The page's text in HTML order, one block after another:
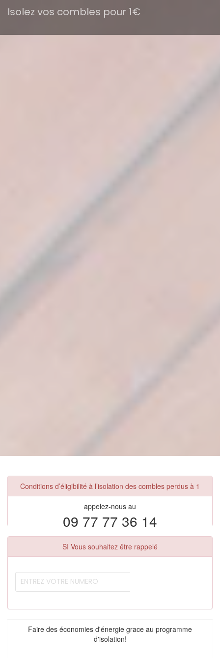
Isolez vos combles pour 1€
Conditions d’éligibilité à l’isolation des combles perdus à 1
appelez-nous au
09 77 77 36 14
SI Vous souhaitez être rappelé
Faire des économies d'énergie grace au programme
d'isolation!